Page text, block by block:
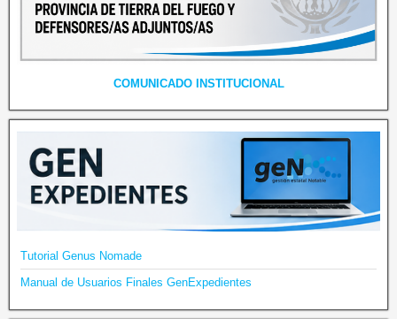
COMUNICADO INSTITUCIONAL
Tutorial Genus Nomade
Manual de Usuarios Finales GenExpedientes